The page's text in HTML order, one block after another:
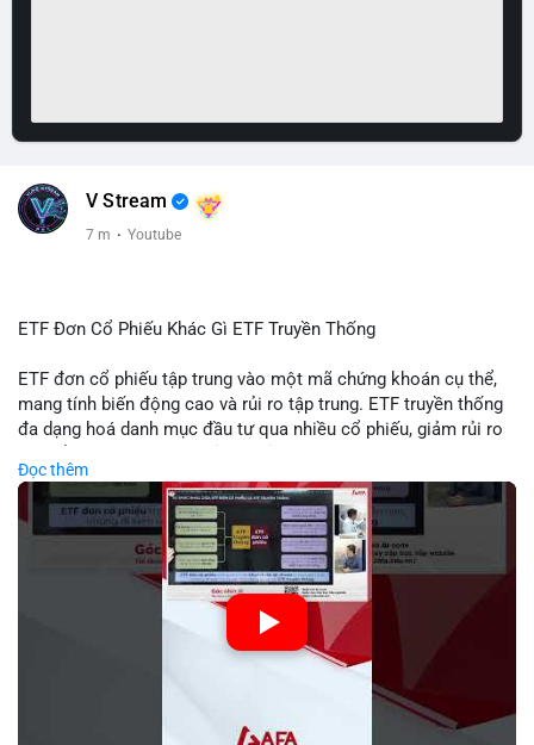
V Stream
7 m · Youtube
ETF Đơn Cổ Phiếu Khác Gì ETF Truyền Thống
ETF đơn cổ phiếu tập trung vào một mã chứng khoán cụ thể,
mang tính biến động cao và rủi ro tập trung. ETF truyền thống
đa dạng hoá danh mục đầu tư qua nhiều cổ phiếu, giảm rủi ro
sản và mức độ tiếp xúc với thị trường.
🎥 Xem video trực tiếp tại:
Nguồn: Tài chính & Kinh doanh
Đọc thêm